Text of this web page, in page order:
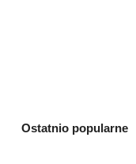
Ostatnio popularne